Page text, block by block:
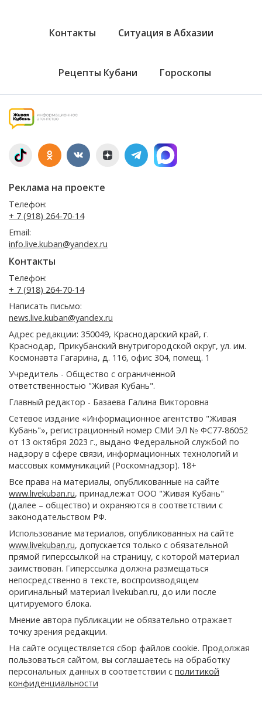
Контакты Ситуация в Абхазии
Рецепты Кубани Гороскопы
Реклама на проекте
Телефон:
+ 7 (918) 264-70-14
Email:
info.live.kuban@yandex.ru
Контакты
Телефон:
+ 7 (918) 264-70-14
Написать письмо:
news.live.kuban@yandex.ru
Адрес редакции: 350049, Краснодарский край, г.
Краснодар, Прикубанский внутригородской округ, ул. им.
Космонавта Гагарина, д. 116, офис 304, помещ. 1
Учредитель - Общество с ограниченной
ответственностью "Живая Кубань".
Главный редактор - Базаева Галина Викторовна
Сетевое издание «Информационное агентство "Живая
Кубань"», регистрационный номер СМИ ЭЛ № ФС77-86052
от 13 октября 2023 г., выдано Федеральной службой по
надзору в сфере связи, информационных технологий и
массовых коммуникаций (Роскомнадзор). 18+
Все права на материалы, опубликованные на сайте
www.livekuban.ru, принадлежат ООО "Живая Кубань"
(далее – общество) и охраняются в соответствии с
законодательством РФ.
Использование материалов, опубликованных на сайте
www.livekuban.ru, допускается только с обязательной
прямой гиперссылкой на страницу, с которой материал
заимствован. Гиперссылка должна размещаться
непосредственно в тексте, воспроизводящем
оригинальный материал livekuban.ru, до или после
цитируемого блока.
Мнение автора публикации не обязательно отражает
точку зрения редакции.
На сайте осуществляется сбор файлов cookie. Продолжая
пользоваться сайтом, вы соглашаетесь на обработку
персональных данных в соответствии с политикой
конфиденциальности